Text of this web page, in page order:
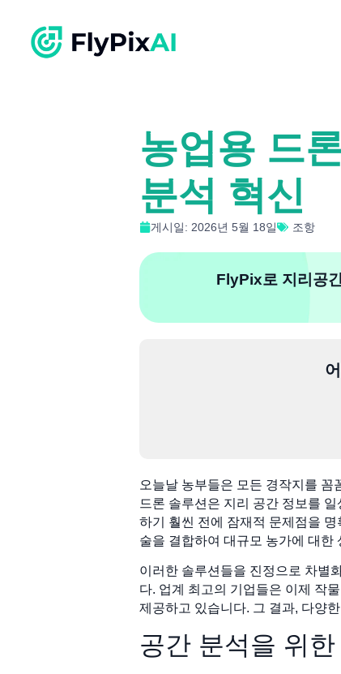
농업용 드
분석 혁신
게시일: 2026년 5월 18일 조항
FlyPix로 지리공
오늘날 농부들은 모든 경작지를
드론 솔루션은 지리 공간 정보를
하기 훨씬 전에 잠재적 문제점을
술을 결합하여 대규모 농가에 대한
이러한 솔루션들을 진정으로 차별
다. 업계 최고의 기업들은 이제 작
제공하고 있습니다. 그 결과, 다양
공간 분석을 위